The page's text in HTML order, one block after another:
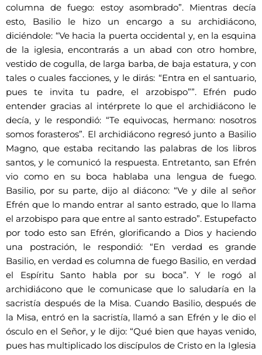
columna de fuego: estoy asombrado”. Mientras decía
esto, Basilio le hizo un encargo a su archidiácono,
diciéndole: “Ve hacia la puerta occidental y, en la esquina
de la iglesia, encontrarás a un abad con otro hombre,
vestido de cogulla, de larga barba, de baja estatura, y con
tales o cuales facciones, y le dirás: “Entra en el santuario,
pues te invita tu padre, el arzobispo””. Efrén pudo
entender gracias al intérprete lo que el archidiácono le
decía, y le respondió: “Te equivocas, hermano: nosotros
somos forasteros”. El archidiácono regresó junto a Basilio
Magno, que estaba recitando las palabras de los libros
santos, y le comunicó la respuesta. Entretanto, san Efrén
vio como en su boca hablaba una lengua de fuego.
Basilio, por su parte, dijo al diácono: “Ve y dile al señor
Efrén que lo mando entrar al santo estrado, que lo llama
el arzobispo para que entre al santo estrado”. Estupefacto
por todo esto san Efrén, glorificando a Dios y haciendo
una postración, le respondió: “En verdad es grande
Basilio, en verdad es columna de fuego Basilio, en verdad
el Espíritu Santo habla por su boca”. Y le rogó al
archidiácono que le comunicase que lo saludaría en la
sacristía después de la Misa. Cuando Basilio, después de
la Misa, entró en la sacristía, llamó a san Efrén y le dio el
ósculo en el Señor, y le dijo: “Qué bien que hayas venido,
pues has multiplicado los discípulos de Cristo en la Iglesia